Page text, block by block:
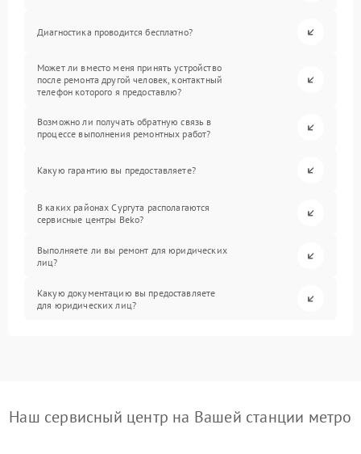
Диагностика проводится бесплатно?
Может ли вместо меня принять устройство
после ремонта другой человек, контактный
телефон которого я предоставлю?
Возможно ли получать обратную связь в
процессе выполнения ремонтных работ?
Какую гарантию вы предоставляете?
В каких районах Сургута располагаются
сервисные центры Beko?
Выполняете ли вы ремонт для юридических
лиц?
Какую документацию вы предоставляете
для юридических лиц?
Наш сервисный центр на Вашей станции метро